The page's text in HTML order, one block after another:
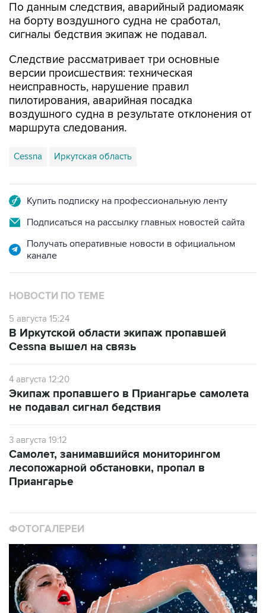
По данным следствия, аварийный радиомаяк
на борту воздушного судна не сработал,
сигналы бедствия экипаж не подавал.
Следствие рассматривает три основные
версии происшествия: техническая
неисправность, нарушение правил
пилотирования, аварийная посадка
воздушного судна в результате отклонения от
маршрута следования.
Cessna Иркутская область
Купить подписку на профессиональную ленту
Подписаться на рассылку главных новостей сайта
Получать оперативные новости в официальном
канале
НОВОСТИ ПО ТЕМЕ
5 августа 15:24
В Иркутской области экипаж пропавшей
Cessna вышел на связь
4 августа 12:20
Экипаж пропавшего в Приангарье самолета
не подавал сигнал бедствия
3 августа 19:12
Самолет, занимавшийся мониторингом
лесопожарной обстановки, пропал в
Приангарье
ФОТОГАЛЕРЕИ